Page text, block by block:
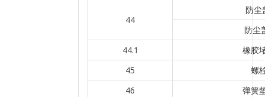
44
防尘
防尘
44.1
橡胶
45
螺
46
弹簧